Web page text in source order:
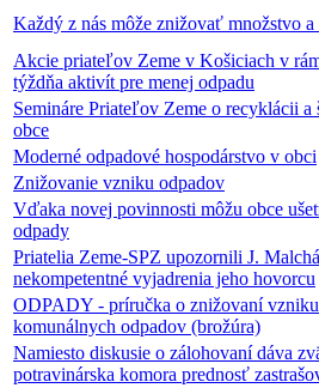
Každý z nás môže znižovať množstvo
Akcie priateľov Zeme v Košiciach v
týždňa aktivít pre menej odpadu
Semináre Priateľov Zeme o recyklácii a
obce
Moderné odpadové hospodárstvo v obci
Znižovanie vzniku odpadov
Vďaka novej povinnosti môžu obce
odpady
Priatelia Zeme-SPZ upozornili J.
nekompetentné vyjadrenia jeho hovorcu
ODPADY - príručka o znižovaní vzniku
komunálnych odpadov (brožúra)
Namiesto diskusie o zálohovaní dáva
potravinárska komora prednosť